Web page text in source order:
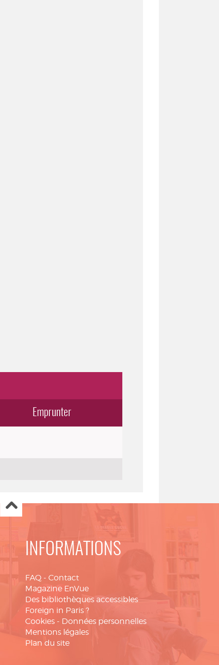
Emprunter
INFORMATIONS
FAQ - Contact
Magazine EnVue
Des bibliothèques accessibles
Foreign in Paris ?
Cookies - Données personnelles
Mentions légales
Plan du site